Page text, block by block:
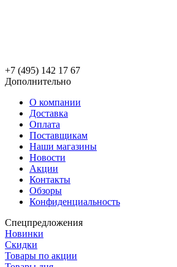
+7 (495) 142 17 67
Дополнительно
О компании
Доставка
Оплата
Поставщикам
Наши магазины
Новости
Акции
Контакты
Обзоры
Конфиденциальность
Спецпредложения
Новинки
Скидки
Товары по акции